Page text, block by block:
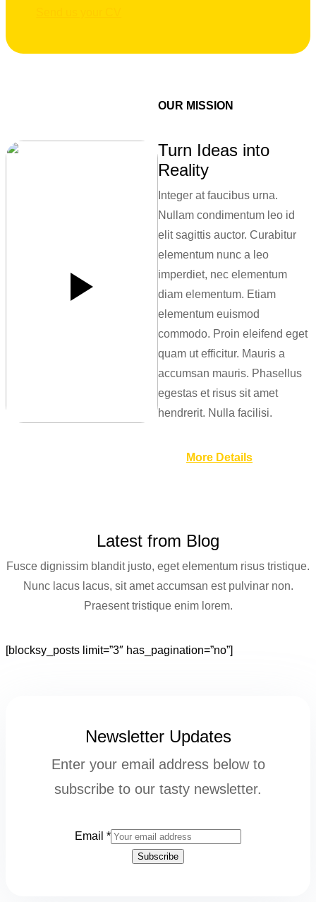
OUR MISSION
Turn Ideas into
Reality
Integer at faucibus urna.
Nullam condimentum leo id
elit sagittis auctor. Curabitur
elementum nunc a leo
imperdiet, nec elementum
diam elementum. Etiam
elementum euismod
commodo. Proin eleifend eget
quam ut efficitur. Mauris a
accumsan mauris. Phasellus
egestas et risus sit amet
hendrerit. Nulla facilisi.
More Details
Latest from Blog
Fusce dignissim blandit justo, eget elementum risus tristique.
Nunc lacus lacus, sit amet accumsan est pulvinar non.
Praesent tristique enim lorem.
[blocksy_posts limit=”3″ has_pagination=”no”]
Newsletter Updates
Enter your email address below to
subscribe to our tasty newsletter.
Email *
Subscribe